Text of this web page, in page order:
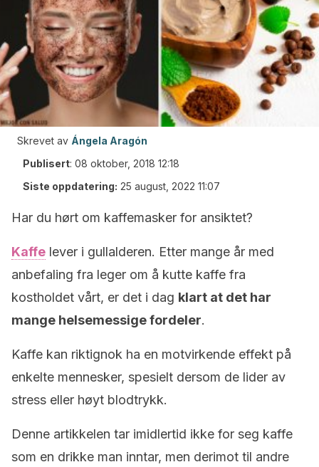
Skrevet av Ángela Aragón
Publisert: 08 oktober, 2018 12:18
Siste oppdatering: 25 august, 2022 11:07
Har du hørt om kaffemasker for ansiktet?
Kaffe lever i gullalderen. Etter mange år med
anbefaling fra leger om å kutte kaffe fra
kostholdet vårt, er det i dag klart at det har
mange helsemessige fordeler.
Kaffe kan riktignok ha en motvirkende effekt på
enkelte mennesker, spesielt dersom de lider av
stress eller høyt blodtrykk.
Denne artikkelen tar imidlertid ikke for seg kaffe
som en drikke man inntar, men derimot til andre